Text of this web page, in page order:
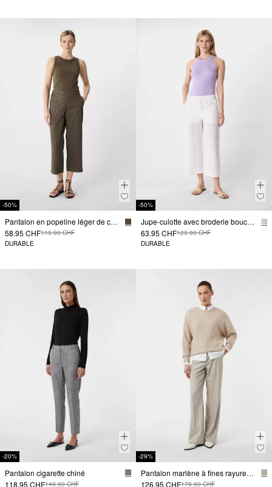
-50%
Pantalon en popeline léger de coupe Relaxed Fit à ceinture élastique
58.95 CHF119.90 CHF
DURABLE
-50%
Jupe-culotte avec broderie bouclée
63.95 CHF129.90 CHF
DURABLE
-20%
Pantalon cigarette chiné
118.95 CHF149.90 CHF
-29%
Pantalon marlène à fines rayures et paillettes discrètes
126.95 CHF179.90 CHF